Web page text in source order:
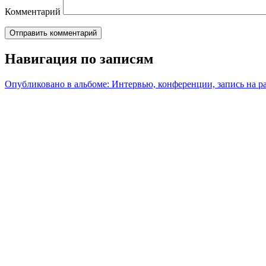
Комментарий
Навигация по записям
Опубликовано в альбоме: Интервью, конференции, запись на